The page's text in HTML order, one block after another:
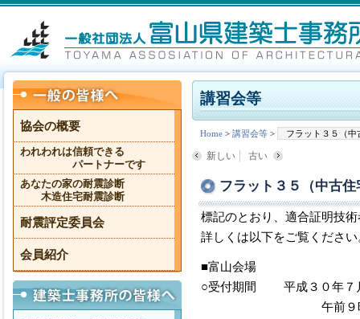
講習会等
Home > 講習会等 > フラット３５（
新しい 古い
フラット３５（中古
標記のとおり、適合証明技
詳しくは以下をご覧ください
■富山会場
○受付期間 平成３０年７
午前９時～午後５
協会の概要
われわれは信頼できる
パートナーです
あなたの家の耐震診断
木造住宅耐震診断
耐震評定委員会
会員紹介